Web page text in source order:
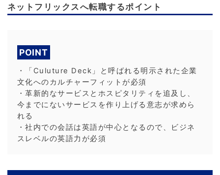
ネットフリックスへ転職するポイント
POINT
・「Culuture Deck」と呼ばれる明示された企業
文化へのカルチャーフィットが必須
・革新的なサービスとホスピタリティを追及し、
今までにないサービスを作り上げる意志が求めら
れる
・社内での会話は英語が中心となるので、ビジネ
スレベルの英語力が必須